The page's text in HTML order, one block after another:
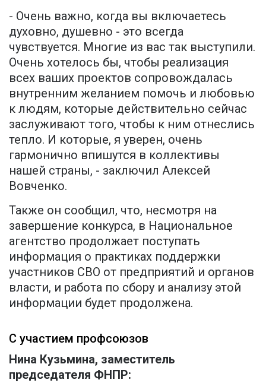
- Очень важно, когда вы включаетесь
духовно, душевно - это всегда
чувствуется. Многие из вас так выступили.
Очень хотелось бы, чтобы реализация
всех ваших проектов сопровождалась
внутренним желанием помочь и любовью
к людям, которые действительно сейчас
заслуживают того, чтобы к ним отнеслись
тепло. И которые, я уверен, очень
гармонично впишутся в коллективы
нашей страны, - заключил Алексей
Вовченко.
Также он сообщил, что, несмотря на
завершение конкурса, в Национальное
агентство продолжает поступать
информация о практиках поддержки
участников СВО от предприятий и органов
власти, и работа по сбору и анализу этой
информации будет продолжена.
С участием профсоюзов
Нина Кузьмина, заместитель
председателя ФНПР: